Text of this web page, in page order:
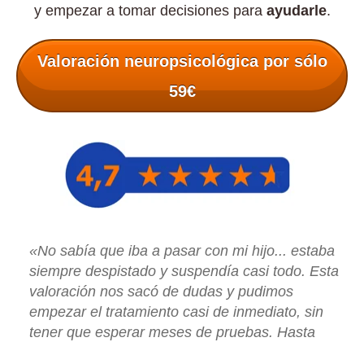
y empezar a tomar decisiones para ayudarle.
Valoración neuropsicológica por sólo
59€
«No sabía que iba a pasar con mi hijo... estaba
siempre despistado y suspendía casi todo. Esta
valoración nos sacó de dudas y pudimos
empezar el tratamiento casi de inmediato, sin
tener que esperar meses de pruebas. Hasta